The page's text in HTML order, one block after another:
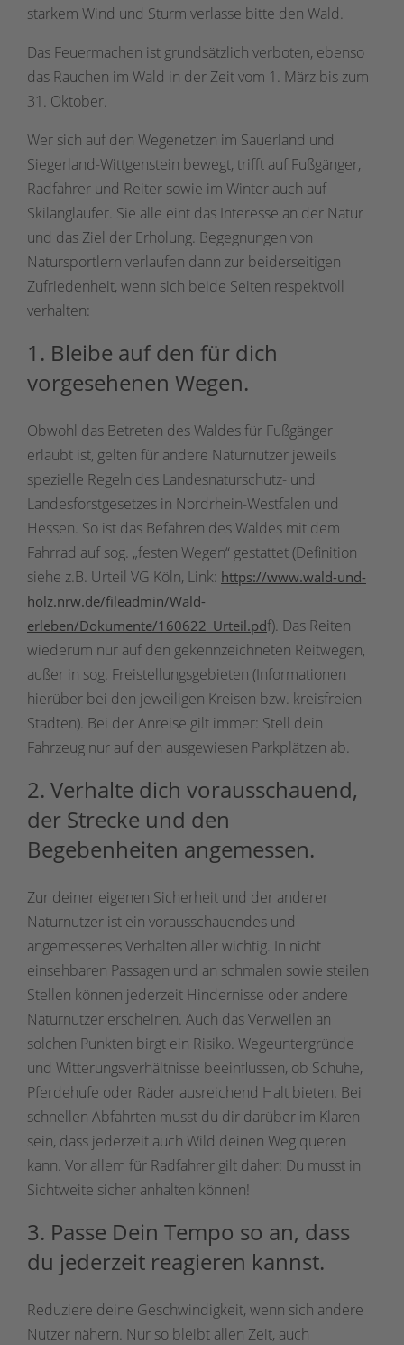
starkem Wind und Sturm verlasse bitte den Wald.
Das Feuermachen ist grundsätzlich verboten, ebenso
das Rauchen im Wald in der Zeit vom 1. März bis zum
31. Oktober.
Wer sich auf den Wegenetzen im Sauerland und
Siegerland-Wittgenstein bewegt, trifft auf Fußgänger,
Radfahrer und Reiter sowie im Winter auch auf
Skilangläufer. Sie alle eint das Interesse an der Natur
und das Ziel der Erholung. Begegnungen von
Natursportlern verlaufen dann zur beiderseitigen
Zufriedenheit, wenn sich beide Seiten respektvoll
verhalten:
1. Bleibe auf den für dich
vorgesehenen Wegen.
Obwohl das Betreten des Waldes für Fußgänger
erlaubt ist, gelten für andere Naturnutzer jeweils
spezielle Regeln des Landesnaturschutz- und
Landesforstgesetzes in Nordrhein-Westfalen und
Hessen. So ist das Befahren des Waldes mit dem
Fahrrad auf sog. „festen Wegen“ gestattet (Definition
siehe z.B. Urteil VG Köln, Link: https://www.wald-und-
holz.nrw.de/fileadmin/Wald-
erleben/Dokumente/160622_Urteil.pdf). Das Reiten
wiederum nur auf den gekennzeichneten Reitwegen,
außer in sog. Freistellungsgebieten (Informationen
hierüber bei den jeweiligen Kreisen bzw. kreisfreien
Städten). Bei der Anreise gilt immer: Stell dein
Fahrzeug nur auf den ausgewiesen Parkplätzen ab.
2. Verhalte dich vorausschauend,
der Strecke und den
Begebenheiten angemessen.
Zur deiner eigenen Sicherheit und der anderer
Naturnutzer ist ein vorausschauendes und
angemessenes Verhalten aller wichtig. In nicht
einsehbaren Passagen und an schmalen sowie steilen
Stellen können jederzeit Hindernisse oder andere
Naturnutzer erscheinen. Auch das Verweilen an
solchen Punkten birgt ein Risiko. Wegeuntergründe
und Witterungsverhältnisse beeinflussen, ob Schuhe,
Pferdehufe oder Räder ausreichend Halt bieten. Bei
schnellen Abfahrten musst du dir darüber im Klaren
sein, dass jederzeit auch Wild deinen Weg queren
kann. Vor allem für Radfahrer gilt daher: Du musst in
Sichtweite sicher anhalten können!
3. Passe Dein Tempo so an, dass
du jederzeit reagieren kannst.
Reduziere deine Geschwindigkeit, wenn sich andere
Nutzer nähern. Nur so bleibt allen Zeit, auch